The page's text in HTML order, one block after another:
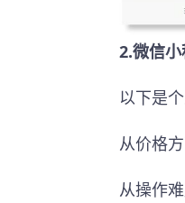
2.微信
以下是
从价格
从操作